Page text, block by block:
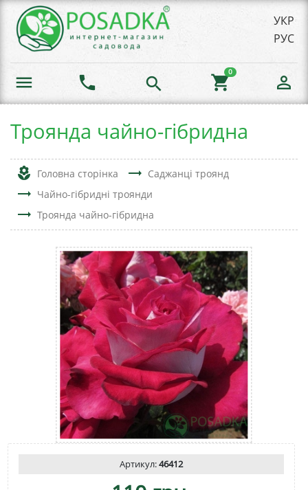
УКР
РУС
menu phone search shopping_cart
0
person_outline
Троянда чайно-гібридна
local_florist Головна сторінка trending_flat Саджанці троянд
trending_flat Чайно-гібридні троянди
trending_flat Троянда чайно-гібридна
Артикул:46412